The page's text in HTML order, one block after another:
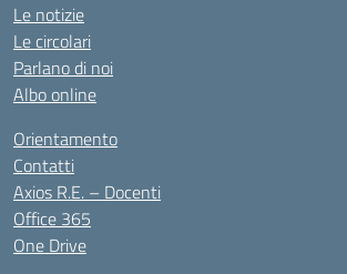
Le notizie
Le circolari
Parlano di noi
Albo online
Orientamento
Contatti
Axios R.E. – Docenti
Office 365
One Drive